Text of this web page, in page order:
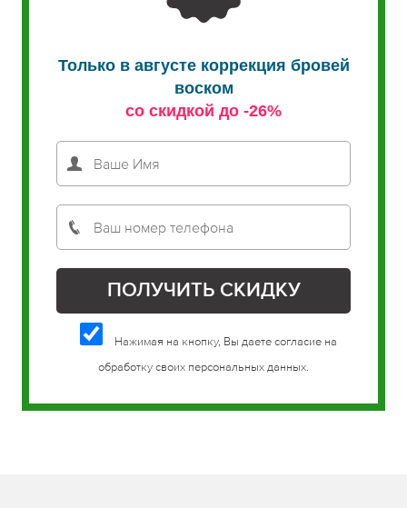
Только в августе коррекция бровей
воском
со скидкой до -26%
Нажимая на кнопку, Вы даете согласие на
обработку своих персональных данных.